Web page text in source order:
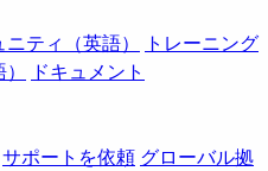
ニティ（英語）
トレーニング
ドキュメント
サポートを依頼 グローバル拠